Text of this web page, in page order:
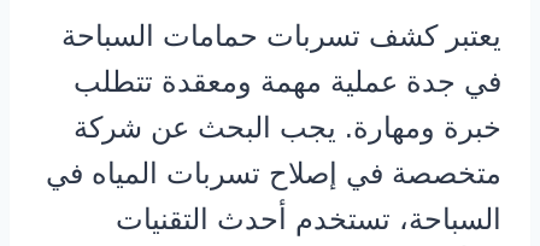
يعتبر كشف تسربات حمامات السباحة
في جدة عملية مهمة ومعقدة تتطلب
خبرة ومهارة. يجب البحث عن شركة
متخصصة في إصلاح تسربات المياه في
السباحة، تستخدم أحدث التقنيات